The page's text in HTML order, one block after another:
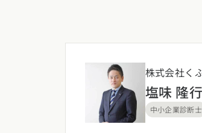
株式会社く
塩味 隆行
中小企業診断士